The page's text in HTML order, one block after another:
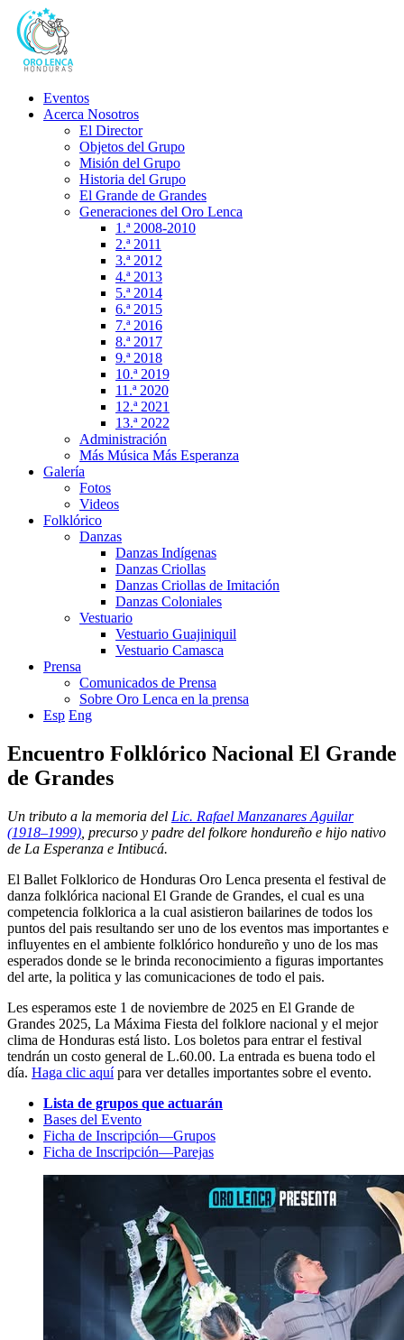
Eventos
Acerca Nosotros
El Director
Objetos del Grupo
Misión del Grupo
Historia del Grupo
El Grande de Grandes
Generaciones del Oro Lenca
1.ª 2008-2010
2.ª 2011
3.ª 2012
4.ª 2013
5.ª 2014
6.ª 2015
7.ª 2016
8.ª 2017
9.ª 2018
10.ª 2019
11.ª 2020
12.ª 2021
13.ª 2022
Administración
Más Música Más Esperanza
Galería
Fotos
Videos
Folklórico
Danzas
Danzas Indígenas
Danzas Criollas
Danzas Criollas de Imitación
Danzas Coloniales
Vestuario
Vestuario Guajiniquil
Vestuario Camasca
Prensa
Comunicados de Prensa
Sobre Oro Lenca en la prensa
Esp Eng
Encuentro Folklórico Nacional El Grande
de Grandes
Un tributo a la memoria del Lic. Rafael Manzanares Aguilar
(1918–1999) , precurso y padre del folkore hondureño e hijo nativo
de La Esperanza e Intibucá.
El Ballet Folklorico de Honduras Oro Lenca presenta el festival de
danza folklórica nacional El Grande de Grandes, el cual es una
competencia folklorica a la cual asistieron bailarines de todos los
puntos del pais resultando ser uno de los eventos mas importantes e
influyentes en el ambiente folklórico hondureño y uno de los mas
esperados donde se le brinda reconocimiento a figuras importantes
del arte, la politica y las comunicaciones de todo el pais.
Les esperamos este 1 de noviembre de 2025 en El Grande de
Grandes 2025, La Máxima Fiesta del folklore nacional y el mejor
clima de Honduras está listo. Los boletos para entrar el festival
tendrán un costo general de L.60.00. La entrada es buena todo el
día. Haga clic aquípara ver detalles importantes sobre el evento.
Lista de grupos que actuarán
Bases del Evento
Ficha de Inscripción—Grupos
Ficha de Inscripción—Parejas